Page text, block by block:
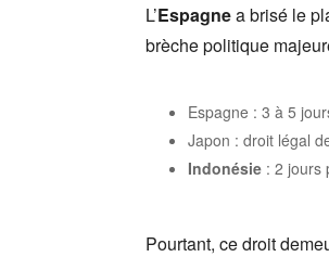
L’Espagnea brisé le
brèche politique
Espagne : 3 à 5
Japon : droit légal
Indonésie : 2 jours
Pourtant, ce droit